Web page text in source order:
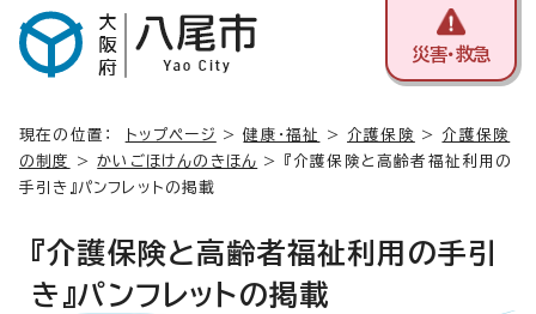
災害・救急
現在の位置： トップページ >健康・福祉 > 介護保険 > 介護保険
の制度
>かいごほけんのきほん > 『介護保険と高齢者福祉利用の
手引き』パンフレットの掲載
『介護保険と高齢者福祉利用の手引
き』パンフレットの掲載